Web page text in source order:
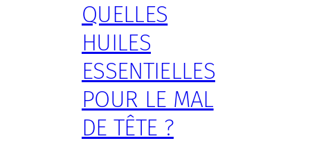
QUELLES
HUILES
ESSENTIELLES
POUR LE MAL
DE TÊTE ?